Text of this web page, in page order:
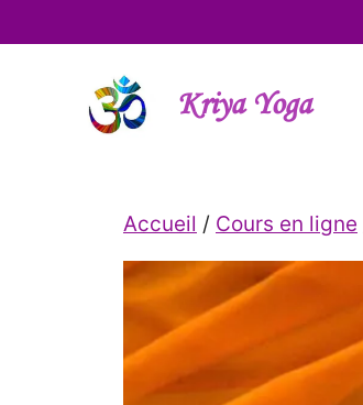
au
Kriya Yoga
Accueil / Cours en ligne